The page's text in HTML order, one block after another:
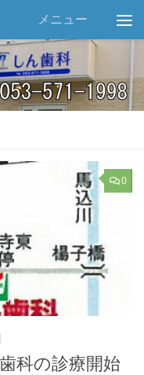
メニュー
0
科の診療開始